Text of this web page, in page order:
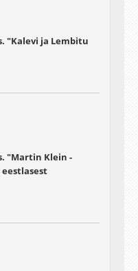
"Kalevi ja Lembitu
"Martin Klein -